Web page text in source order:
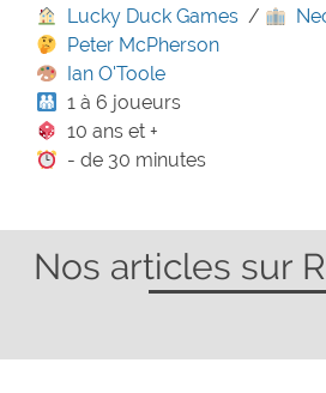
Lucky Duck Games /
Peter McPherson
Ian O'Toole
1 à 6 joueurs
10 ans et +
- de 30 minutes
Nos articles sur